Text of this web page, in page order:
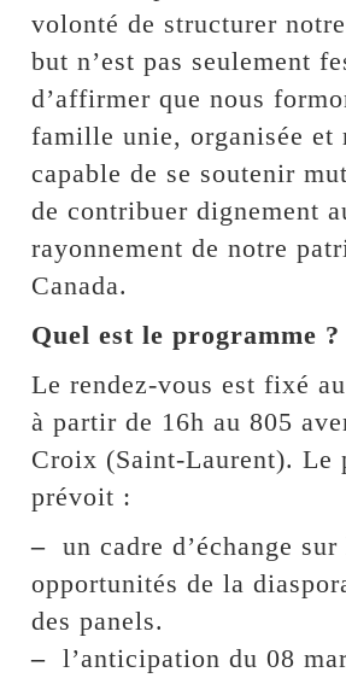
volonté de structurer
but n’est pas seulement
d’affirmer que nous
famille unie, organisée et
capable de se soutenir
de contribuer dignement
rayonnement de notre
Canada.
Quel est le programme ?
Le rendez-vous est fixé
à partir de 16h au 805
Croix (Saint-Laurent). Le
prévoit :
– un cadre d’échange
opportunités de la
des panels.
– l’anticipation du 08